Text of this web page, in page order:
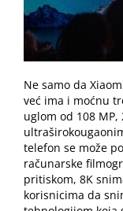
Ne samo da
već ima i moćnu
uglom od 108 MP,
telefon se može
računarske
pritiskom, 8K
korisnicima da